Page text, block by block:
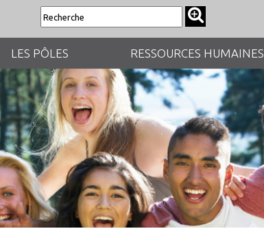
LES PÔLES RESSOURCES HUMAINES